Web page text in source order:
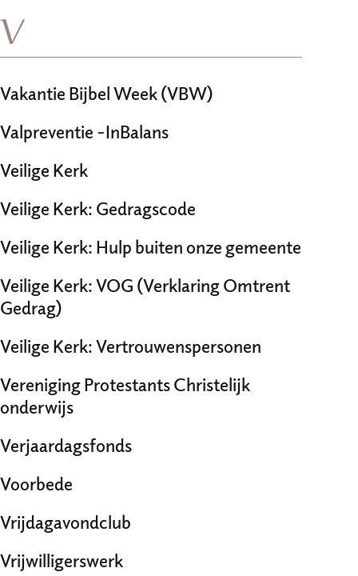
V
Vakantie Bijbel Week (VBW)
Valpreventie -InBalans
Veilige Kerk
Veilige Kerk: Gedragscode
Veilige Kerk: Hulp buiten onze gemeente
Veilige Kerk: VOG (Verklaring Omtrent
Gedrag)
Veilige Kerk: Vertrouwenspersonen
Vereniging Protestants Christelijk
onderwijs
Verjaardagsfonds
Voorbede
Vrijdagavondclub
Vrijwilligerswerk